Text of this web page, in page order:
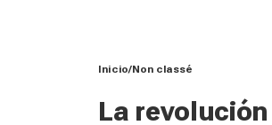
Inicio Non classé
La